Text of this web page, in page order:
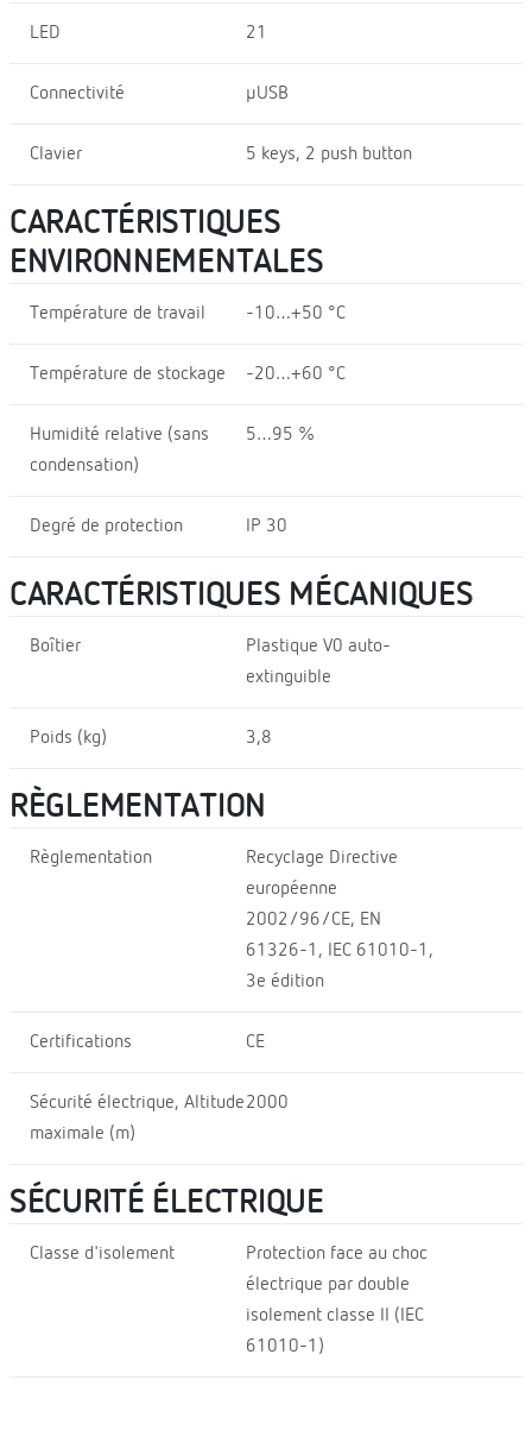
LED 21
Connectivité µUSB
Clavier 5 keys, 2 push button
CARACTÉRISTIQUES
ENVIRONNEMENTALES
Température de travail -10…+50 °C
Température de stockage -20…+60 °C
Humidité relative (sans
condensation)
5…95 %
Degré de protection IP 30
CARACTÉRISTIQUES MÉCANIQUES
Boîtier
Plastique V0 auto-
extinguible
Poids (kg) 3,8
RÈGLEMENTATION
Règlementation
Recyclage Directive
européenne
2002/96/CE, EN
61326-1, IEC 61010-1,
3e édition
Certifications CE
Sécurité électrique, Altitude
maximale (m)
2000
SÉCURITÉ ÉLECTRIQUE
Classe d'isolement
Protection face au choc
électrique par double
isolement classe II (IEC
61010-1)